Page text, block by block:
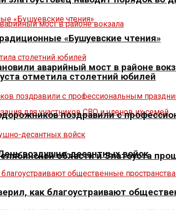
аварийный мост в районе
области и Златоуста
«Бушуевские чтения»
отметила столетний юбилей
поздравили с
воздушно-десантных войск
как благоустраивают